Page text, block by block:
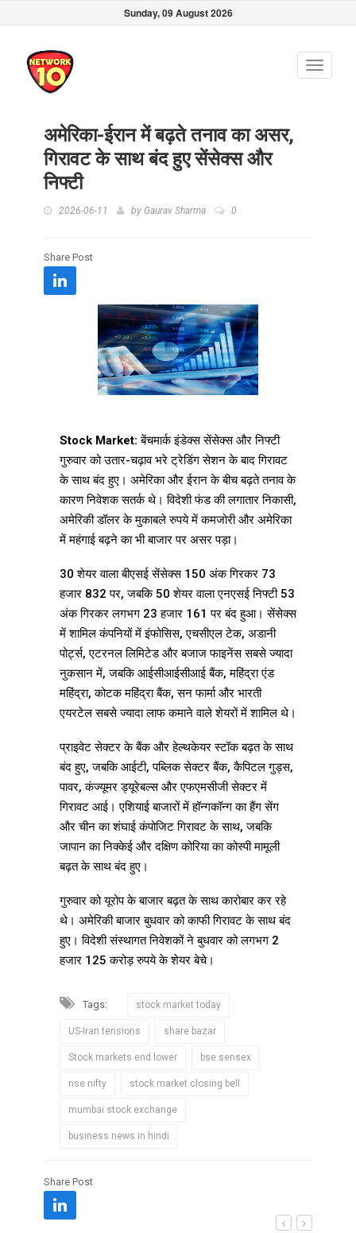
Sunday, 09 August 2026
Toggle
अमेरिका-ईरान में बढ़ते तनाव का असर,
गिरावट के साथ बंद हुए सेंसेक्स और
निफ्टी
2026-06-11 by Gaurav Sharma 0
Share Post
Stock Market:बेंचमार्क इंडेक्स सेंसेक्स और निफ्टी
गुरुवार को उतार-चढ़ाव भरे ट्रेडिंग सेशन के बाद गिरावट
के साथ बंद हुए। अमेरिका और ईरान के बीच बढ़ते तनाव के
कारण निवेशक सतर्क थे। विदेशी फंड की लगातार निकासी,
अमेरिकी डॉलर के मुकाबले रुपये में कमजोरी और अमेरिका
में महंगाई बढ़ने का भी बाजार पर असर पड़ा।
30 शेयर वाला बीएसई सेंसेक्स 150 अंक गिरकर 73
हजार 832 पर, जबकि 50 शेयर वाला एनएसई निफ्टी 53
अंक गिरकर लगभग 23 हजार 161 पर बंद हुआ। सेंसेक्स
में शामिल कंपनियों में इंफोसिस, एचसीएल टेक, अडानी
पोर्ट्स, एटरनल लिमिटेड और बजाज फाइनेंस सबसे ज्यादा
नुकसान में, जबकि आईसीआईसीआई बैंक, महिंद्रा एंड
महिंद्रा, कोटक महिंद्रा बैंक, सन फार्मा और भारती
एयरटेल सबसे ज्यादा लाफ कमाने वाले शेयरों में शामिल थे।
प्राइवेट सेक्टर के बैंक और हेल्थकेयर स्टॉक बढ़त के साथ
बंद हुए, जबकि आईटी, पब्लिक सेक्टर बैंक, कैपिटल गुड्स,
पावर, कंज्यूमर ड्यूरेबल्स और एफएमसीजी सेक्टर में
गिरावट आई। एशियाई बाजारों में हॉन्गकॉन्ग का हैंग सेंग
और चीन का शंघाई कंपोजिट गिरावट के साथ, जबकि
जापान का निक्केई और दक्षिण कोरिया का कोस्पी मामूली
बढ़त के साथ बंद हुए।
गुरुवार को यूरोप के बाजार बढ़त के साथ कारोबार कर रहे
थे। अमेरिकी बाजार बुधवार को काफी गिरावट के साथ बंद
हुए। विदेशी संस्थागत निवेशकों ने बुधवार को लगभग 2
हजार 125 करोड़ रुपये के शेयर बेचे।
Tags: stock market today
US-Iran tensions share bazar
Stock markets end lower bse sensex
nse nifty stock market closing bell
mumbai stock exchange
business news in hindi
Share Post